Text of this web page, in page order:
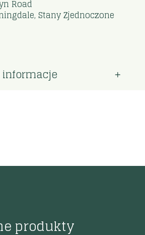
Road
Stany Zjednoczone
produkty